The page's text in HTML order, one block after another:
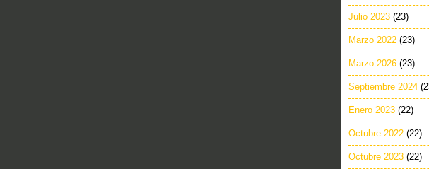
Julio 2023 (23)
Marzo 2022 (23)
Marzo 2026 (23)
Septiembre 2024
Enero 2023 (22)
Octubre 2022 (22)
Octubre 2023 (22)